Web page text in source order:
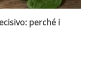
perché i